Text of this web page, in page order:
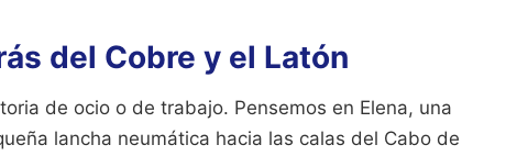
del Cobre y el Latón
de ocio o de trabajo. Pensemos en Elena, una
lancha neumática hacia las calas del Cabo de